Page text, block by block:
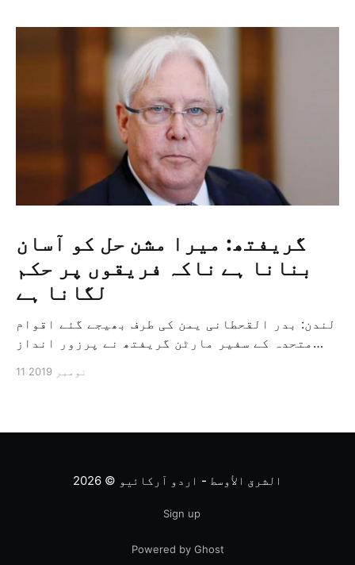
گریفتھ: میرا مشن حل کو آسان
بنانا ہے ناکہ فریقوں پر حکم
لگانا ہے
لندن: بدر القحطانی یمن کی طرف بھیجے گئے اقوام
متحدہ کے سفیر مارٹن گریفتھ نے پرزور انداز
ثالثی اور اس کشمکش کی حدبندی کرنے کے لئے ایک
11 نومبر 2019
الشرق الأوسط - اردو آرکائیو © 2026
Sign up
Powered by Ghost